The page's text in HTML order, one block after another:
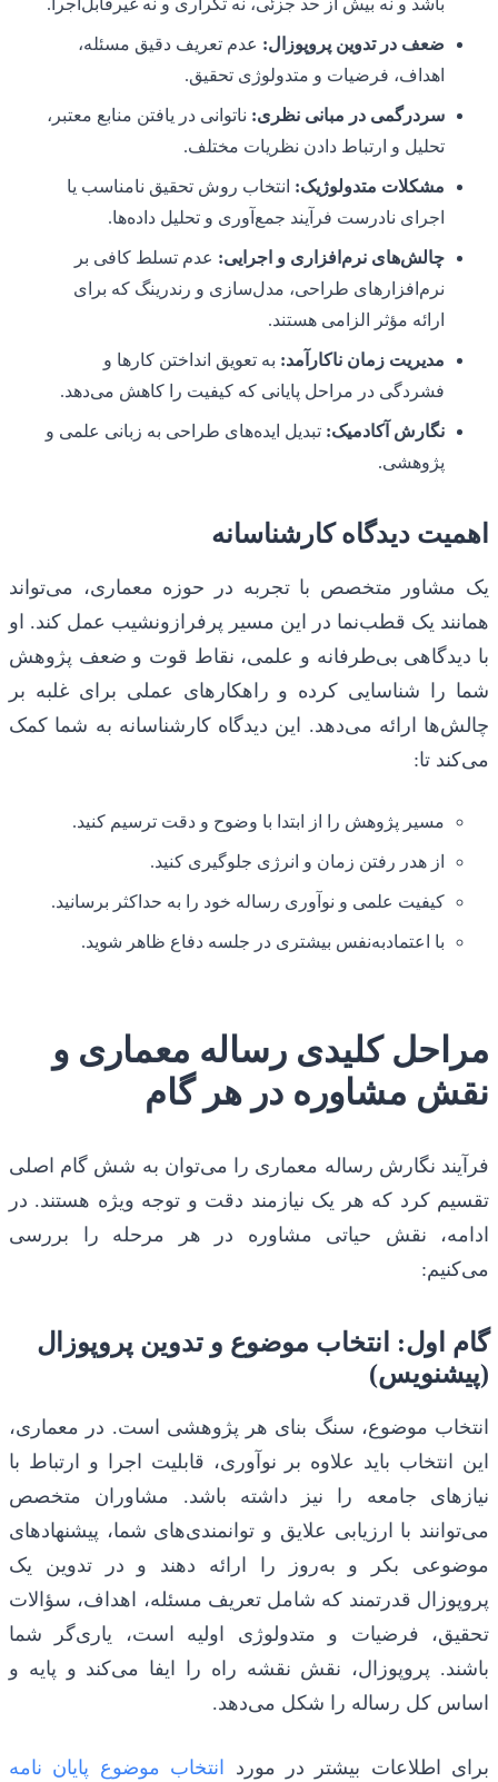
ضعف در تدوین پروپوزال: عدم تعریف دقیق مسئله،
اهداف، فرضیات و متدولوژی تحقیق.
سردرگمی در مبانی نظری: ناتوانی در یافتن منابع معتبر،
تحلیل و ارتباط دادن نظریات مختلف.
مشکلات متدولوژیک: انتخاب روش تحقیق نامناسب یا
اجرای نادرست فرآیند جمع‌آوری و تحلیل داده‌ها.
چالش‌های نرم‌افزاری و اجرایی: عدم تسلط کافی بر
نرم‌افزارهای طراحی، مدل‌سازی و رندرینگ که برای
ارائه مؤثر الزامی هستند.
مدیریت زمان ناکارآمد: به تعویق انداختن کارها و
فشردگی در مراحل پایانی که کیفیت را کاهش می‌دهد.
نگارش آکادمیک: تبدیل ایده‌های طراحی به زبانی علمی و
پژوهشی.
اهمیت دیدگاه کارشناسانه
یک مشاور متخصص با تجربه در حوزه معماری، می‌تواند
همانند یک قطب‌نما در این مسیر پرفرازونشیب عمل کند. او
با دیدگاهی بی‌طرفانه و علمی، نقاط قوت و ضعف پژوهش
شما را شناسایی کرده و راهکارهای عملی برای غلبه بر
چالش‌ها ارائه می‌دهد. این دیدگاه کارشناسانه به شما کمک
می‌کند تا:
مسیر پژوهش را از ابتدا با وضوح و دقت ترسیم کنید.
از هدر رفتن زمان و انرژی جلوگیری کنید.
کیفیت علمی و نوآوری رساله خود را به حداکثر برسانید.
با اعتمادبه‌نفس بیشتری در جلسه دفاع ظاهر شوید.
مراحل کلیدی رساله معماری و
نقش مشاوره در هر گام
فرآیند نگارش رساله معماری را می‌توان به شش گام اصلی
تقسیم کرد که هر یک نیازمند دقت و توجه ویژه هستند. در
ادامه، نقش حیاتی مشاوره در هر مرحله را بررسی
می‌کنیم:
گام اول: انتخاب موضوع و تدوین پروپوزال
(پیشنویس)
انتخاب موضوع، سنگ بنای هر پژوهشی است. در معماری،
این انتخاب باید علاوه بر نوآوری، قابلیت اجرا و ارتباط با
نیازهای جامعه را نیز داشته باشد. مشاوران متخصص
می‌توانند با ارزیابی علایق و توانمندی‌های شما، پیشنهادهای
موضوعی بکر و به‌روز را ارائه دهند و در تدوین یک
پروپوزال قدرتمند که شامل تعریف مسئله، اهداف، سؤالات
تحقیق، فرضیات و متدولوژی اولیه است، یاری‌گر شما
باشند. پروپوزال، نقش نقشه راه را ایفا می‌کند و پایه و
اساس کل رساله را شکل می‌دهد.
برای اطلاعات بیشتر در مورد
انتخاب موضوع پایان نامه